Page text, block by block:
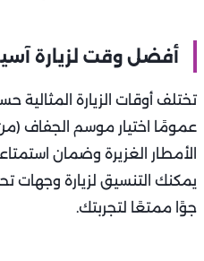
أفضل وقت لزيارة
تختلف أوقات الزيارة
عمومًا اختيار موسم الجفاف
الأمطار الغزيرة وضمان
يمكنك التنسيق لزيارة
جوًا ممتعًا لتجربتك.